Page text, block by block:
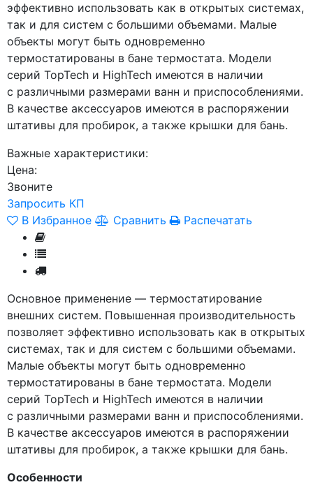
эффективно использовать как в открытых системах,
так и для систем с большими объемами. Малые
объекты могут быть одновременно
термостатированы в бане термостата. Модели
серий TopTech и HighTech имеются в наличии
с различными размерами ванн и приспособлениями.
В качестве аксессуаров имеются в распоряжении
штативы для пробирок, а также крышки для бань.
Важные характеристики:
Цена:
Звоните
Запросить КП
В Избранное
Сравнить Распечатать
Основное применение — термостатирование
внешних систем. Повышенная производительность
позволяет эффективно использовать как в открытых
системах, так и для систем с большими объемами.
Малые объекты могут быть одновременно
термостатированы в бане термостата. Модели
серий TopTech и HighTech имеются в наличии
с различными размерами ванн и приспособлениями.
В качестве аксессуаров имеются в распоряжении
штативы для пробирок, а также крышки для бань.
Особенности